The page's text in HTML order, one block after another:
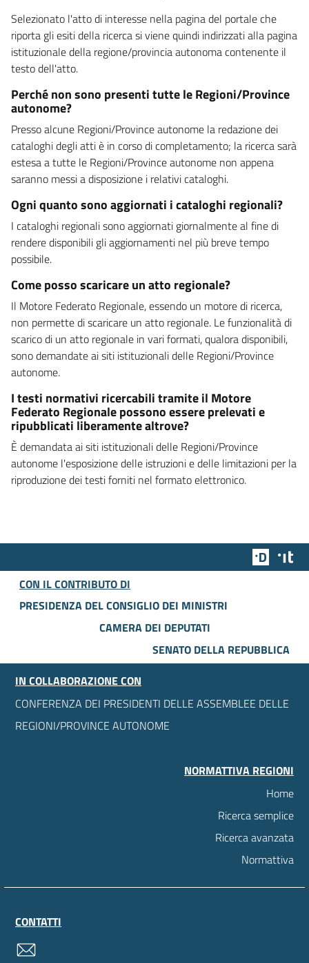
Selezionato l'atto di interesse nella pagina del portale che
riporta gli esiti della ricerca si viene quindi indirizzati alla pagina
istituzionale della regione/provincia autonoma contenente il
testo dell'atto.
Perché non sono presenti tutte le Regioni/Province
autonome?
Presso alcune Regioni/Province autonome la redazione dei
cataloghi degli atti è in corso di completamento; la ricerca sarà
estesa a tutte le Regioni/Province autonome non appena
saranno messi a disposizione i relativi cataloghi.
Ogni quanto sono aggiornati i cataloghi regionali?
I cataloghi regionali sono aggiornati giornalmente al fine di
rendere disponibili gli aggiornamenti nel più breve tempo
possibile.
Come posso scaricare un atto regionale?
Il Motore Federato Regionale, essendo un motore di ricerca,
non permette di scaricare un atto regionale. Le funzionalità di
scarico di un atto regionale in vari formati, qualora disponibili,
sono demandate ai siti istituzionali delle Regioni/Province
autonome.
I testi normativi ricercabili tramite il Motore
Federato Regionale possono essere prelevati e
ripubblicati liberamente altrove?
È demandata ai siti istituzionali delle Regioni/Province
autonome l'esposizione delle istruzioni e delle limitazioni per la
riproduzione dei testi forniti nel formato elettronico.
Team
CON IL CONTRIBUTO DI
PRESIDENZA DEL CONSIGLIO DEI MINISTRI
CAMERA DEI DEPUTATI
SENATO DELLA REPUBBLICA
IN COLLABORAZIONE CON
CONFERENZA DEI PRESIDENTI DELLE ASSEMBLEE DELLE
REGIONI/PROVINCE AUTONOME
NORMATTIVA REGIONI
Home
Ricerca semplice
Ricerca avanzata
Normattiva
CONTATTI